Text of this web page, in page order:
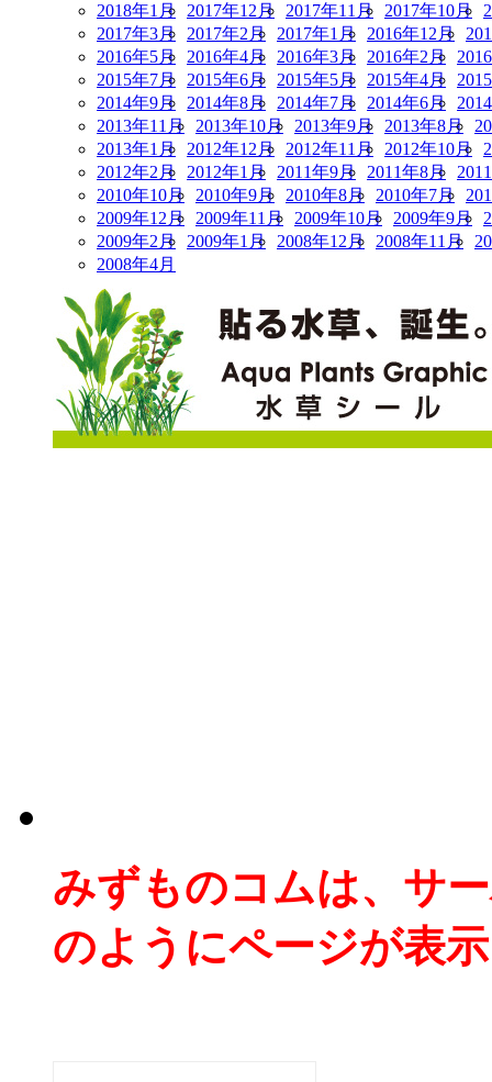
2018年1月
2017年12月 2017年11月 2017年10月
2017年3月
2017年2月 2017年1月 2016年12月
2016年5月
2016年4月 2016年3月 2016年2月
2015年7月
2015年6月 2015年5月 2015年4月
2014年9月
2014年8月 2014年7月 2014年6月
2013年11月
2013年10月 2013年9月 2013年8月
2013年1月
2012年12月 2012年11月 2012年10月
2012年2月
2012年1月 2011年9月 2011年8月
2010年10月
2010年9月 2010年8月 2010年7月
2009年12月
2009年11月 2009年10月 2009年9月
2009年2月
2009年1月 2008年12月 2008年11月
2008年4月
みずものコムは、サ
のようにページが表